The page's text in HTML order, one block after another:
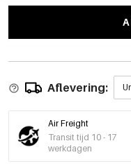
Aflevering:
Air Freight
Transit tijd 10 - 17
werkdagen